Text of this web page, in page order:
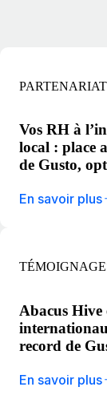
Vos RH à
local : place
de Gusto,
En savoir plus
Abacus Hive
record de
En savoir plus